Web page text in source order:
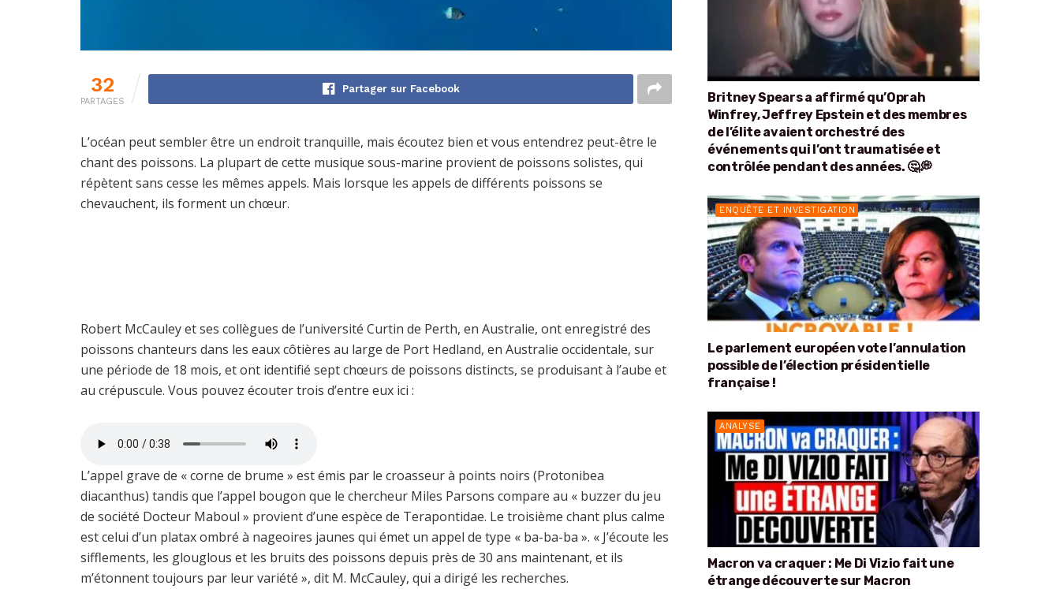
32
PARTAGES
Partager sur Facebook
L’océan peut sembler être un endroit tranquille, mais écoutez bien et vous entendrez peut-être le
chant des poissons. La plupart de cette musique sous-marine provient de poissons solistes, qui
répètent sans cesse les mêmes appels. Mais lorsque les appels de différents poissons se
chevauchent, ils forment un chœur.
Robert McCauley et ses collègues de l’université Curtin de Perth, en Australie, ont enregistré des
poissons chanteurs dans les eaux côtières au large de Port Hedland, en Australie occidentale, sur
une période de 18 mois, et ont identifié sept chœurs de poissons distincts, se produisant à l’aube et
au crépuscule. Vous pouvez écouter trois d’entre eux ici :
L’appel grave de « corne de brume » est émis par le croasseur à points noirs (Protonibea
diacanthus) tandis que l’appel bougon que le chercheur Miles Parsons compare au « buzzer du jeu
de société Docteur Maboul » provient d’une espèce de Terapontidae. Le troisième chant plus calme
est celui d’un platax ombré à nageoires jaunes qui émet un appel de type « ba-ba-ba ». « J’écoute les
sifflements, les glouglous et les bruits des poissons depuis près de 30 ans maintenant, et ils
m’étonnent toujours par leur variété », dit M. McCauley, qui a dirigé les recherches.
Britney Spears a affirmé qu’Oprah
Winfrey, Jeffrey Epstein et des membres
de l’élite avaient orchestré des
événements qui l’ont traumatisée et
contrôlée pendant des années. 🤔💭
ENQUÊTE ET INVESTIGATION
Le parlement européen vote l’annulation
possible de l’élection présidentielle
française !
ANALYSE
Macron va craquer : Me Di Vizio fait une
étrange découverte sur Macron